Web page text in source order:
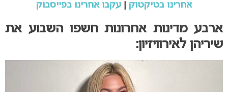
אחרינו בטיקטוק
עקבו אחרינו בפייסבוק
ארבע מדינות אחרונות חשפו השבוע את
שיריהן לאירוויזיון: